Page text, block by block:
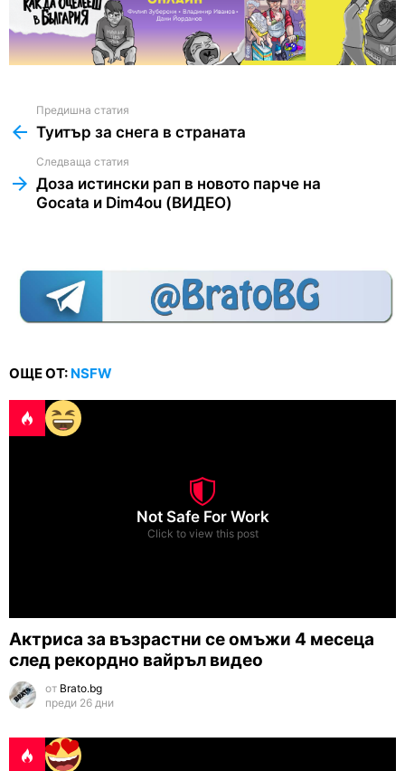
more
Предишна статия
Туитър за снега в страната
Следваща статия
Доза истински рап в новото парче на
Gocata и Dim4ou (ВИДЕО)
ОЩЕ ОТ: NSFW
Not Safe For Work
Click to view this post
Актриса за възрастни се омъжи 4 месеца
след рекордно вайръл видео
от Brato.bg
преди 26 дни